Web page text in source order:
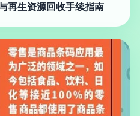
再生资源回收手续指南